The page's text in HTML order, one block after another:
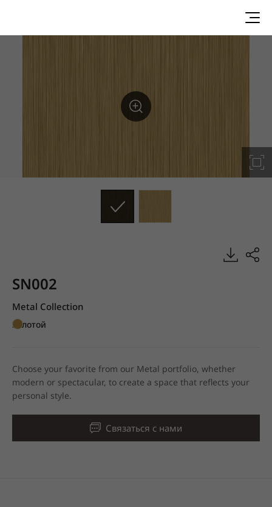
SN002
Metal Collection
Золотой
Choose your favorite from our Metal portfolio, whether
modern or spectacular, to create a space that reflects your
personal style.
Связаться с нами